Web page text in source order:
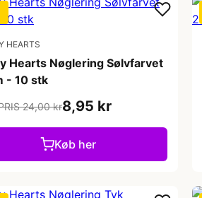
HEARTS
Hearts Nøglering Sølvfarvet
- 10 stk
24,00 kr8,95 kr
Køb her